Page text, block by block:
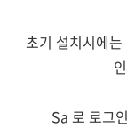
초기 설치시에
Sa 로 로그